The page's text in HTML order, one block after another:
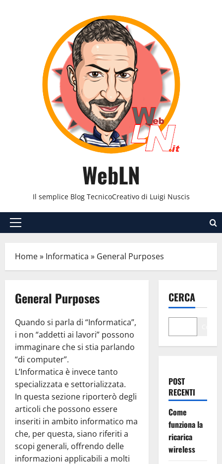
WebLN
Il semplice Blog TecnicoCreativo di Luigi Nuscis
Menu
Home» Informatica » General Purposes
General Purposes
Quando si parla di “Informatica”,
i non “addetti ai lavori” possono
immaginare che si stia parlando
“di computer”.
L’Informatica è invece tanto
specializzata e settorializzata.
In questa sezione riporterò degli
articoli che possono essere
inseriti in ambito informatico ma
che, per questa, siano riferiti a
scopi generali, offrendo delle
informazioni applicabili a molti
CERCA
POST
RECENTI
Come
funziona la
ricarica
wireless